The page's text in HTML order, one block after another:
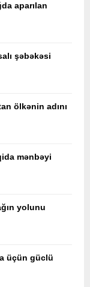
aparılan
şəbəkəsi
ölkənin adını
mənbəyi
yolunu
üçün güclü